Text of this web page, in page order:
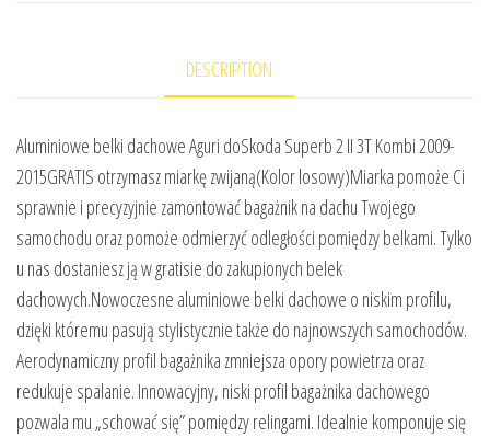
DESCRIPTION
Aluminiowe belki dachowe Aguri doSkoda Superb 2 II 3T Kombi 2009-
2015GRATIS otrzymasz miarkę zwijaną(Kolor losowy)Miarka pomoże Ci
sprawnie i precyzyjnie zamontować bagażnik na dachu Twojego
samochodu oraz pomoże odmierzyć odległości pomiędzy belkami. Tylko
u nas dostaniesz ją w gratisie do zakupionych belek
dachowych.Nowoczesne aluminiowe belki dachowe o niskim profilu,
dzięki któremu pasują stylistycznie także do najnowszych samochodów.
Aerodynamiczny profil bagażnika zmniejsza opory powietrza oraz
redukuje spalanie. Innowacyjny, niski profil bagażnika dachowego
pozwala mu „schować się” pomiędzy relingami. Idealnie komponuje się